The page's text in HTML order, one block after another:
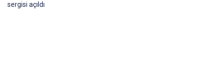
sergisi açıldı